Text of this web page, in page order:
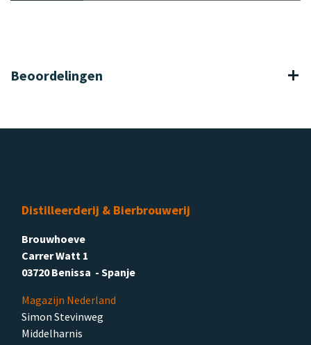
Beoordelingen
Distilleerderij & Bierbrouwerij
Brouwhoeve
Carrer Watt 1
03720 Benissa - Spanje
Magazijn Nederland
Simon Stevinweg
Middelharnis